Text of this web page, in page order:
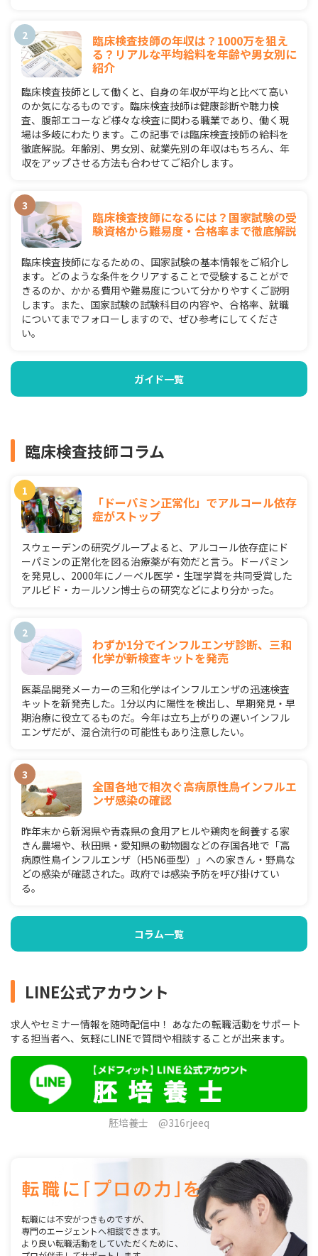
臨床検査技師の年収は？1000万を狙え
る？リアルな平均給料を年齢や男女別に
紹介
臨床検査技師として働くと、自身の年収が平均と比べて高い
のか気になるものです。臨床検査技師は健康診断や聴力検
査、腹部エコーなど様々な検査に関わる職業であり、働く現
場は多岐にわたります。この記事では臨床検査技師の給料を
徹底解説。年齢別、男女別、就業先別の年収はもちろん、年
収をアップさせる方法も合わせてご紹介します。
臨床検査技師になるには？国家試験の受
験資格から難易度・合格率まで徹底解説
臨床検査技師になるための、国家試験の基本情報をご紹介し
ます。どのような条件をクリアすることで受験することがで
きるのか、かかる費用や難易度について分かりやすくご説明
します。また、国家試験の試験科目の内容や、合格率、就職
についてまでフォローしますので、ぜひ参考にしてくださ
い。
ガイド一覧
臨床検査技師コラム
「ドーパミン正常化」でアルコール依存
症がストップ
スウェーデンの研究グループよると、アルコール依存症にド
ーパミンの正常化を図る治療薬が有効だと言う。ドーパミン
を発見し、2000年にノーベル医学・生理学賞を共同受賞した
アルビド・カールソン博士らの研究などにより分かった。
わずか1分でインフルエンザ診断、三和
化学が新検査キットを発売
医薬品開発メーカーの三和化学はインフルエンザの迅速検査
キットを新発売した。1分以内に陽性を検出し、早期発見・早
期治療に役立てるものだ。今年は立ち上がりの遅いインフル
エンザだが、混合流行の可能性もあり注意したい。
全国各地で相次ぐ高病原性鳥インフルエ
ンザ感染の確認
昨年末から新潟県や青森県の食用アヒルや鶏肉を飼養する家
きん農場や、秋田県・愛知県の動物園などの存国各地で「高
病原性鳥インフルエンザ（H5N6亜型）」への家きん・野鳥な
どの感染が確認された。政府では感染予防を呼び掛けてい
る。
コラム一覧
LINE公式アカウント
求人やセミナー情報を随時配信中！ あなたの転職活動をサポート
する担当者へ、気軽にLINEで質問や相談することが出来ます。
胚培養士 @316rjeeq
転職には不安がつきものですが、
専門のエージェントへ相談できます。
より良い転職活動をしていただくために、